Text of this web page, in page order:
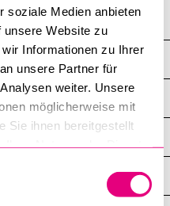
soziale Medien anbieten
unsere Website zu
Informationen zu Ihrer
unsere Partner für
weiter. Unsere
möglicherweise mit
Sie ihnen bereitgestellt